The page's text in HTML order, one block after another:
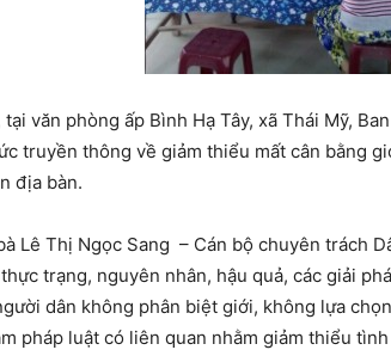
văn phòng ấp Bình Hạ Tây, xã Thái Mỹ,
truyền thông về giảm thiểu mất cân bằng
địa bàn.
Lê Thị Ngọc Sang – Cán bộ chuyên trách
trạng, nguyên nhân, hậu quả, các giải
dân không phân biệt giới, không lựa
pháp luật có liên quan nhằm giảm thiểu